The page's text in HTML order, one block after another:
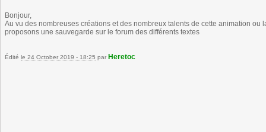
Bonjour,
Au vu des nombreuses créations et des nombreux talents de cette animation
proposons une sauvegarde sur le forum des différents textes
Édité le 24 October 2019 - 18:25 par Heretoc